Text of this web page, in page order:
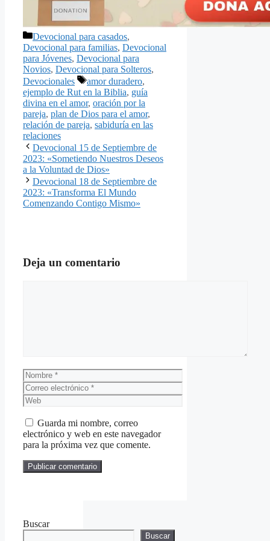
Categorías
Devocional para casados,
Devocional para familias, Devocional
para Jóvenes, Devocional para
Novios, Devocional para Solteros,
Devocionales
Etiquetas
amor duradero,
ejemplo de Rut en la Biblia, guía
divina en el amor, oración por la
pareja, plan de Dios para el amor,
relación de pareja, sabiduría en las
relaciones
Devocional 15 de Septiembre de
2023: «Sometiendo Nuestros Deseos
a la Voluntad de Dios»
Devocional 18 de Septiembre de
2023: «Transforma El Mundo
Comenzando Contigo Mismo»
Deja un comentario
Nombre
Correo
electrónico
Web
Guarda mi nombre, correo
electrónico y web en este navegador
para la próxima vez que comente.
Buscar
Buscar